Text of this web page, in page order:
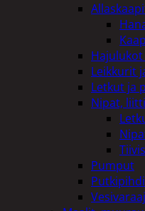
Leikkurit
Letkut ja
Nipat,
Pumput